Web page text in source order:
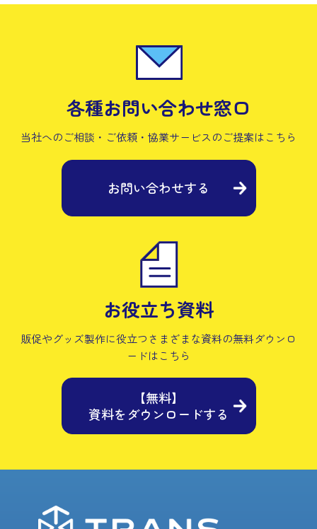
各種お問い合わせ窓口
当社へのご相談・ご依頼・協業サービスのご提案はこちら
お問い合わせする
お役立ち資料
販促やグッズ製作に役立つさまざまな資料の無料ダウンロ
ードはこちら
【無料】
資料をダウンロードする